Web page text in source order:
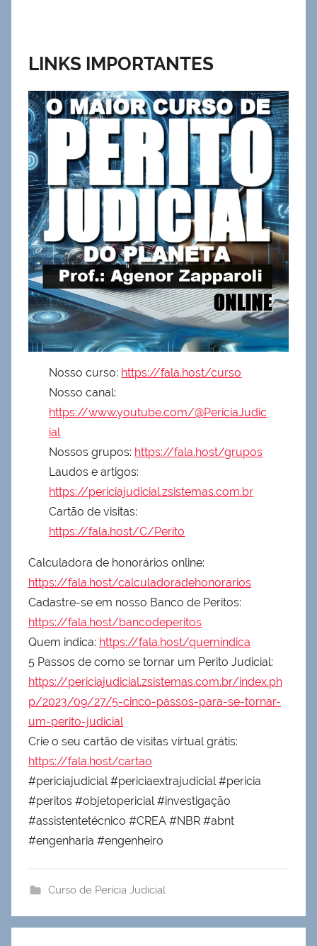
LINKS IMPORTANTES
Nosso curso: https://fala.host/curso
Nosso canal:
https://www.youtube.com/@PericiaJudic
ial
Nossos grupos: https://fala.host/grupos
Laudos e artigos:
https://periciajudicial.zsistemas.com.br
Cartão de visitas:
https://fala.host/C/Perito
Calculadora de honorários online:
https://fala.host/calculadoradehonorarios
Cadastre-se em nosso Banco de Peritos:
https://fala.host/bancodeperitos
Quem indica: https://fala.host/quemindica
5 Passos de como se tornar um Perito Judicial:
https://periciajudicial.zsistemas.com.br/index.ph
p/2023/09/27/5-cinco-passos-para-se-tornar-
um-perito-judicial
Crie o seu cartão de visitas virtual grátis:
https://fala.host/cartao
#periciajudicial #periciaextrajudicial #pericia
#peritos #objetopericial #investigação
#assistentetécnico #CREA #NBR #abnt
#engenharia #engenheiro
Curso de Perícia Judicial